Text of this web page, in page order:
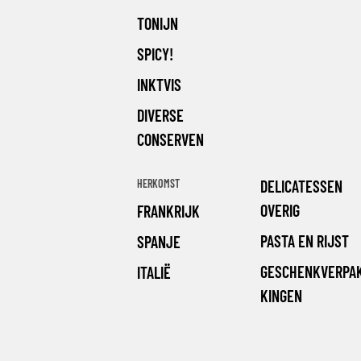
TONIJN
SPICY!
INKTVIS
DIVERSE
CONSERVEN
HERKOMST
FRANKRIJK
SPANJE
ITALIË
DELICATESSEN
OVERIG
PASTA EN RIJST
KINGEN